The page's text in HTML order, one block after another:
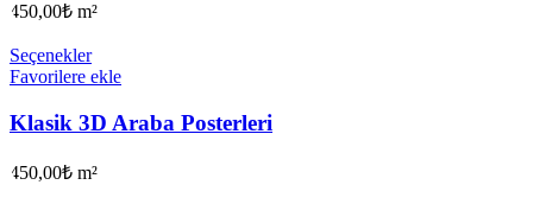
450,00₺ m²
Seçenekler
Favorilere ekle
Klasik 3D Araba Posterleri
450,00₺ m²